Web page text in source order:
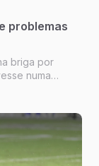
problemas
briga por
numa